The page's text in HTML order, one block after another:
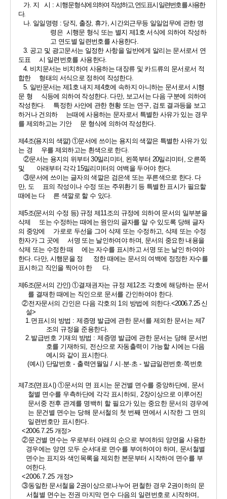
가. 지   시 : 시행문형식에 의하여 작성하고, 연도표시 일련번호를 사용한
다.
나. 일일명령 : 당직, 출장, 휴가, 시간외근무등 일일업무에 관한 명
령은  시행문 형식 또는 별지 제1호 서식에 의하여 작성하
고 연도별 일련번호를 사용한다.
3. 공고 및 광고문서는 일정한 사항을 일반에게 알리는 문서로서 연
도표     시 일련번호를 사용한다.
4. 비치문서는 비치하여 사용하는 대장류 및 카드류의 문서로서 적
합한     형태의 서식으로 정하여 작성한다.
5. 일반문서는 제1호 내지 제4호에 속하지 아니하는 문서로서 시행
문 형     식등에 의하여 작성한다. 다만, 보고서는 다음 구분에 의하여
작성한다. 특정한 사안에 관한 현황 또는 연구, 검토 결과등을 보고
하거나 건의하     는때에 사용하는 문자로서 특별한 사유가 있는 경우
를 제외하고는 기안     문 형식에 의하여 작성한다.
제4조(용지의 색깔) ①문서에 쓰이는 용지의 색깔은 특별한 사유가 있
는 경     우를 제외하고는 흰색으로 한다.
②문서는 용지의 위부터 30밀리미터, 왼쪽부터 20밀리미터 , 오른쪽
및       아래부터 각각 15밀리미터의 여백을 두어야 한다.
③문서에 쓰이는 글자의 색깔은 검은색 또는 푸른색으로 한다. 다
만, 도     표의 작성이나 수정 또는 주위환기 등 특별한 표시가 필요할
때에는 다     른 색깔로 할 수 있다.
제5조(문서의 수정 등) 규정 제11조의 규정에 의하여 문서의 일부분을
삭제     또는 수정하는 때에는 원안의 글자를 알 수 있도록 당해 글자
의 중앙에     가로로 두선을 그어 삭제 또는 수정하고, 삭제 또는 수정
한자가 그 곳에     서명 또는 날인하여야 하며, 문서의 중요한 내용을
삭제 또는 수정한 때     에는 자수를 표시하고 서명 또는 날인 하여야
한다. 다만, 시행문을 정      정한 때에는 문서의 여백에 정정한 자수를
표시하고 직인을 찍어야 한      다.
제6조(문서의 간인) ①결재권자는 규정 제12조 각호에 해당하는 문서
를 결재한 때에는 직인으로 문서를 간인하여야 한다.
②전자문서의 간인은 다음 각호의 1의 방법에 의한다.<2006.7.25 신
설>
1.면표시의 방법 : 제증명 발급에 관한 문서를 제외한 문서는 제7
조의 규정을 준용한다.
2.발급번호 기재의 방법 : 제증명 발급에 관한 문서는 당해 문서번
호를 기재하되, 전산으로 자동출력이 가능할 시에는 다음
예시와 같이 표시한다.
(예시) 단말번호 - 출력연월일 / 시 ·분·초 - 발급일련번호·쪽번호
제7조(면표시) ①문서의 면 표시는 문건별 면수를 중앙하단에 , 문서
철별 면수를 우측하단에 각각 표시하되 , 2장이상으로 이루어진
문서중 전후 관계를 명백히 할 필요가 있는 중요한 문서의 경우에
는 문건별 면수는 당해 문서철의 첫 번째 면에서 시작한 그 면의
일련번호만 표시한다.
<2006.7.25 개정>
②문건별 면수는 우로부터 아래의 순으로 부여하되 양면을 사용한
경우에는 양면 모두 순서대로 면수를 부여하여야 하며 , 문서철별
면수는 표지와 색인목록을 제외한 본문부터 시작하여 면수를 부
여한다.
<2006.7.25 개정>
③동일한 문서철을 2권이상으로나누어 편철한 경우 2권이하의 문
서철별 면수는 전권 마지막 면수 다음의 일련번호로 시작하며